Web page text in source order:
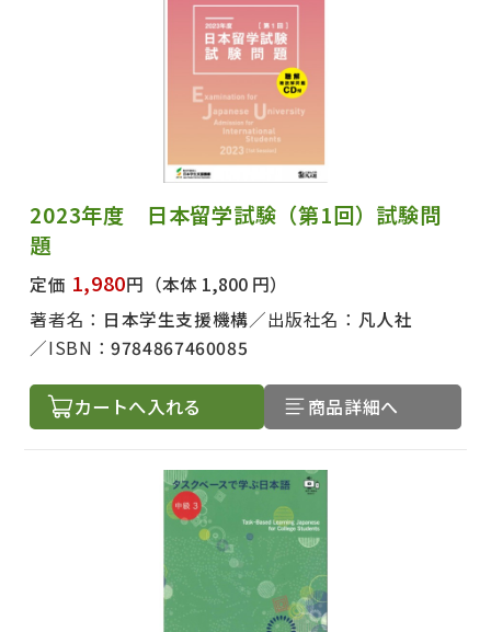
2023年度 日本留学試験（第1回）試験問
題
定価 1,980円 （本体 1,800 円）
著者名： 日本学生支援機構 出版社名： 凡人社
ISBN：9784867460085
カートへ入れる 商品詳細へ